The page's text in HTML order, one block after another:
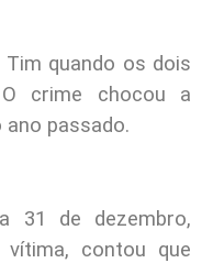
quando os dois
crime chocou a
ano passado.
31 de dezembro,
contou que